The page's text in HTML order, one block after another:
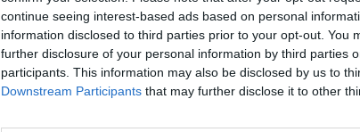
continue seeing interest-based ads based on personal
information disclosed to third parties prior to your opt-out. You
further disclosure of your personal information by third parties
participants. This information may also be disclosed by us to
Downstream Participants that may further disclose it to other